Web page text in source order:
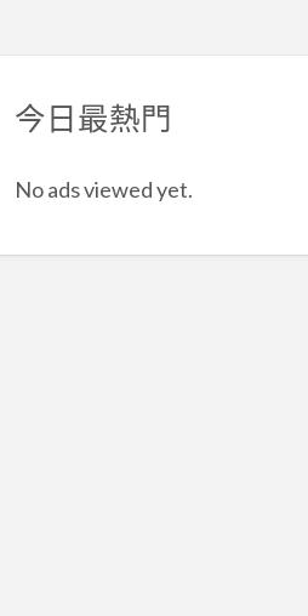
今日最熱門
No ads viewed yet.